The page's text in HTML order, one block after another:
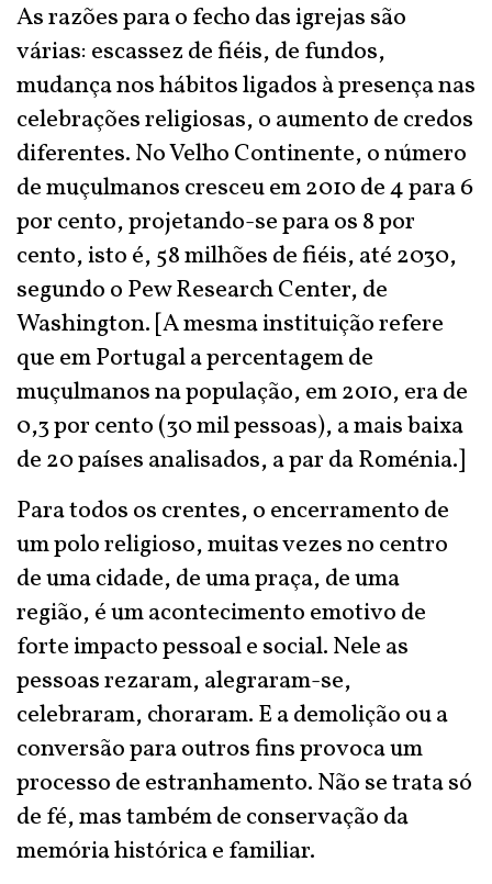
As razões para o fecho das igrejas são
várias: escassez de fiéis, de fundos,
mudança nos hábitos ligados à presença nas
celebrações religiosas, o aumento de credos
diferentes. No Velho Continente, o número
de muçulmanos cresceu em 2010 de 4 para 6
por cento, projetando-se para os 8 por
cento, isto é, 58 milhões de fiéis, até 2030,
segundo o Pew Research Center, de
Washington. [A mesma instituição refere
que em Portugal a percentagem de
muçulmanos na população, em 2010, era de
0,3 por cento (30 mil pessoas), a mais baixa
de 20 países analisados, a par da Roménia.]
Para todos os crentes, o encerramento de
um polo religioso, muitas vezes no centro
de uma cidade, de uma praça, de uma
região, é um acontecimento emotivo de
forte impacto pessoal e social. Nele as
pessoas rezaram, alegraram-se,
celebraram, choraram. E a demolição ou a
conversão para outros fins provoca um
processo de estranhamento. Não se trata só
de fé, mas também de conservação da
memória histórica e familiar.